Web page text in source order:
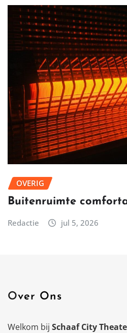
OVERIG
Buitenruimte
Redactie jul 5, 2026
Over Ons
Welkom bij Schaaf City